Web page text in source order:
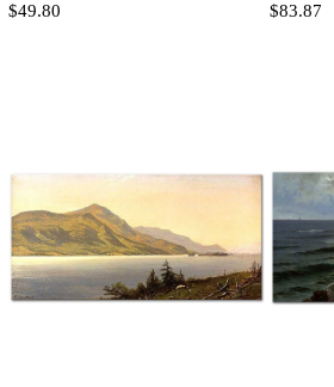
$49.80 $83.87